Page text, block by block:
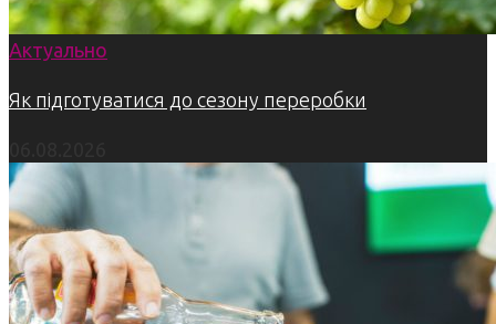
Актуально
Як підготуватися до сезону переробки